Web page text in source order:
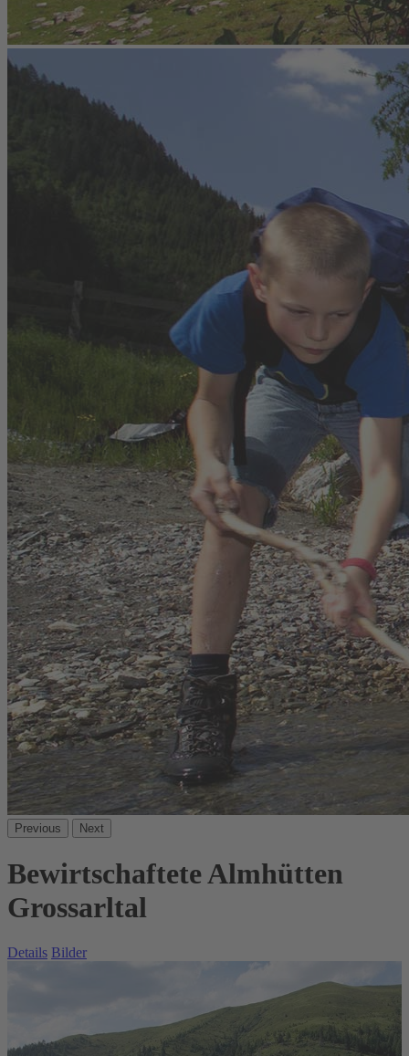
Previous Next
Bewirtschaftete Almhütten
Grossarltal
Details Bilder